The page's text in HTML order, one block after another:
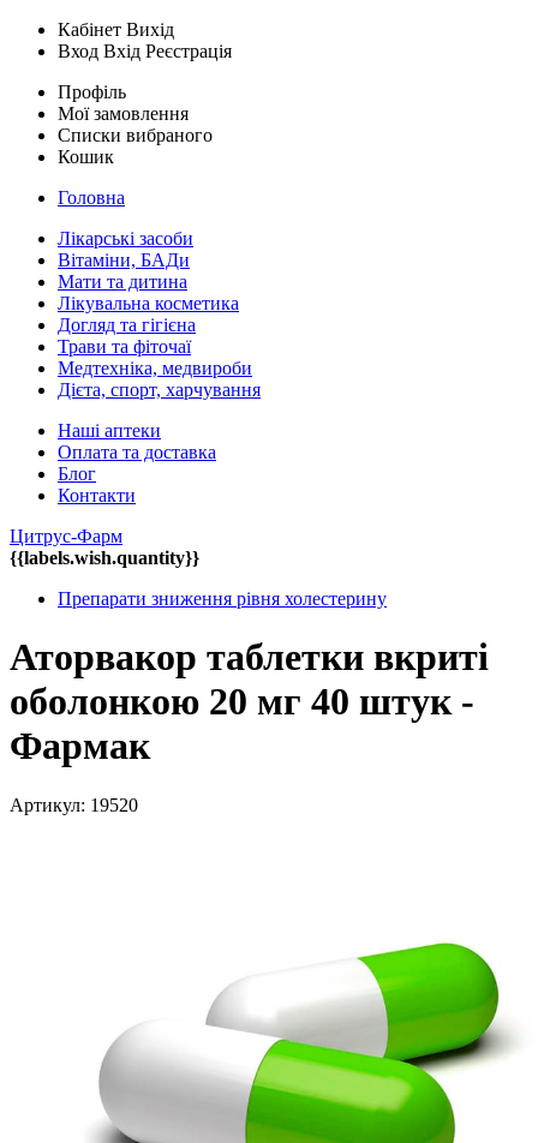
Кабінет Вихід
Вход Вхід Реєстрація
Профіль
Мої замовлення
Списки вибраного
Кошик
Головна
Лікарські засоби
Вітаміни, БАДи
Мати та дитина
Лікувальна косметика
Догляд та гігієна
Трави та фіточаї
Медтехніка, медвироби
Дієта, спорт, харчування
Наші аптеки
Оплата та доставка
Блог
Контакти
Цитрус-Фарм
{{labels.wish.quantity}}
Препарати зниження рівня холестерину
Аторвакор таблетки вкриті
оболонкою 20 мг 40 штук -
Фармак
Артикул: 19520